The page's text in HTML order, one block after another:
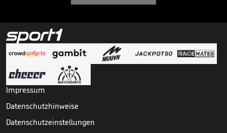
Impressum
Datenschutzhinweise
Datenschutzeinstellungen